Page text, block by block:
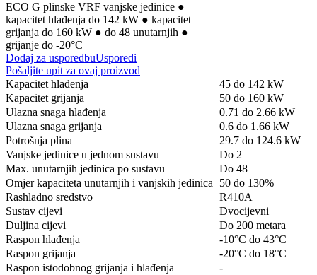
ECO G plinske VRF vanjske jedinice ●
kapacitet hlađenja do 142 kW ● kapacitet
grijanja do 160 kW ● do 48 unutarnjih ●
grijanje do -20°C
Dodaj za usporedbuUsporedi
Pošaljite upit za ovaj proizvod
Kapacitet hlađenja
45 do 142 kW
Kapacitet grijanja
50 do 160 kW
Ulazna snaga hlađenja
0.71 do 2.66 kW
Ulazna snaga grijanja
0.6 do 1.66 kW
Potrošnja plina
29.7 do 124.6 kW
Vanjske jedinice u jednom sustavu
Do 2
Max. unutarnjih jedinica po sustavu
Do 48
Omjer kapaciteta unutarnjih i vanjskih jedinica
50 do 130%
Rashladno sredstvo
R410A
Sustav cijevi
Dvocijevni
Duljina cijevi
Do 200 metara
Raspon hlađenja
-10°C do 43°C
Raspon grijanja
-20°C do 18°C
Raspon istodobnog grijanja i hlađenja
-